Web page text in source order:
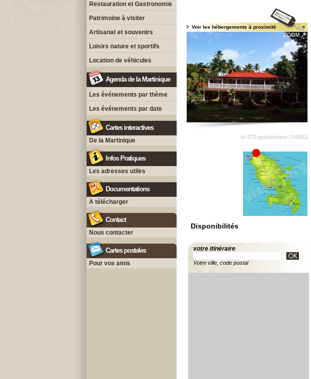
Restauration et Gastronomie
Patrimoine à visiter
Artisanat et souvenirs
Loisirs nature et sportifs
Location de véhicules
Agenda de la Martinique
Les événements par thème
Les événements par date
Cartes interactives
De la Martinique
Infos Pratiques
Les adresses utiles
Documentations
A télécharger
Contact
Nous contacter
Cartes postales
Pour vos amis
Voir les hébergements à proximité
ot-972-grandriviere-749061
Disponibilités
votre itinéraire
Votre ville, code postal